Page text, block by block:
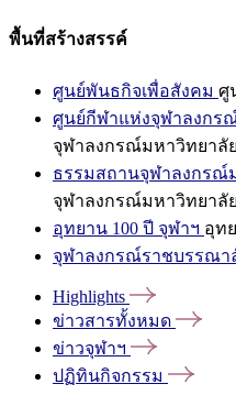
พื้นที่สร้างสรรค์
ศูนย์พันธกิจเพื่อสังคม ศู
ศูนย์กีฬาแห่งจุฬาลงกร
จุฬาลงกรณ์มหาวิทยาลัย
ธรรมสถานจุฬาลงกรณ์
จุฬาลงกรณ์มหาวิทยาลัย
อุทยาน 100 ปี จุฬาฯ อุท
จุฬาลงกรณ์ราชบรรณา
Highlights
ข่าวสารทั้งหมด
ข่าวจุฬาฯ
ปฏิทินกิจกรรม